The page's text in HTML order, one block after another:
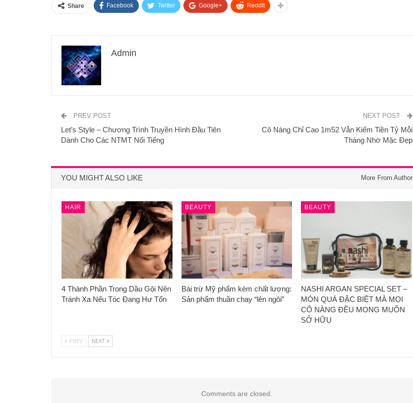
Share Facebook Twitter Google+ ReddIt
Admin
PREV POST
Let’s Style – Chương Trình Truyền Hình Đầu Tiên
Dành Cho Các NTMT Nổi Tiếng
NEXT POST
Cô Nàng Chỉ Cao 1m52 Vẫn Kiếm Tiền Tỷ Mỗi
Tháng Nhờ Mặc Đẹp
YOU MIGHT ALSO LIKE More From Author
HAIR
4 Thành Phần Trong Dầu Gội Nên
Tránh Xa Nếu Tóc Đang Hư Tổn
BEAUTY
Bài trừ Mỹ phẩm kém chất lượng:
Sản phẩm thuần chay “lên ngôi”
BEAUTY
NASHI ARGAN SPECIAL SET –
MÓN QUÀ ĐẶC BIỆT MÀ MỌI
CÔ NÀNG ĐỀU MONG MUỐN
SỞ HỮU
PREV NEXT
Comments are closed.